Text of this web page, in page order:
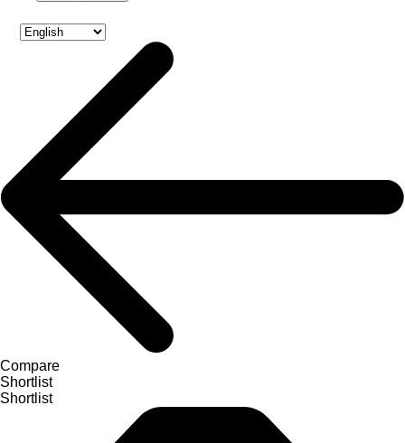
Compare
Shortlist
Shortlist